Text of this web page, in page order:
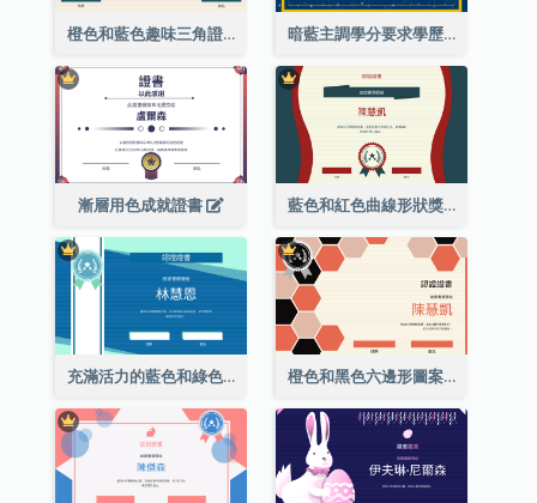
橙色和藍色趣味三角證書 暗藍主調學分要求學歷證書
漸層用色成就證書 藍色和紅色曲線形狀獎證書
充滿活力的藍色和綠色徽章證書 橙色和黑色六邊形圖案證書